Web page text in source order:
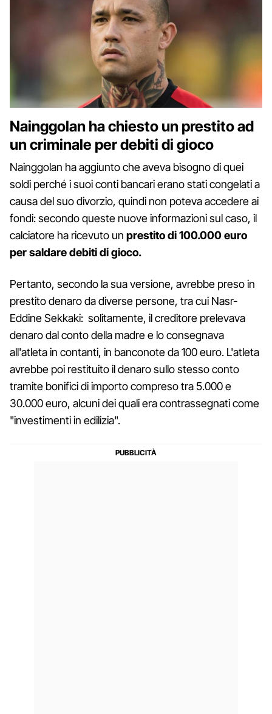
Nainggolan ha chiesto un prestito ad
un criminale per debiti di gioco
Nainggolan ha aggiunto che aveva bisogno di quei
soldi perché i suoi conti bancari erano stati congelati a
causa del suo divorzio, quindi non poteva accedere ai
fondi: secondo queste nuove informazioni sul caso, il
calciatore ha ricevuto un prestito di 100.000 euro
per saldare debiti di gioco.
Pertanto, secondo la sua versione, avrebbe preso in
prestito denaro da diverse persone, tra cui Nasr-
Eddine Sekkaki: solitamente, il creditore prelevava
denaro dal conto della madre e lo consegnava
all'atleta in contanti, in banconote da 100 euro. L'atleta
avrebbe poi restituito il denaro sullo stesso conto
tramite bonifici di importo compreso tra 5.000 e
30.000 euro, alcuni dei quali era contrassegnati come
"investimenti in edilizia".